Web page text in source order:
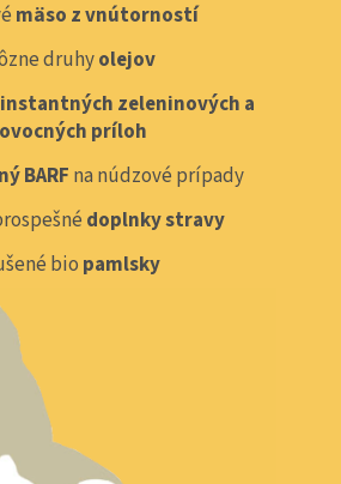
mäso z vnútorností
druhyolejov
instantných zeleninových a
ovocných príloh
BARF na núdzové prípady
doplnky stravy
bio pamlsky